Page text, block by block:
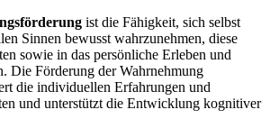
ist die Fähigkeit, sich selbst
Sinnen bewusst wahrzunehmen, diese
sowie in das persönliche Erleben und
Die Förderung der Wahrnehmung
die individuellen Erfahrungen und
und unterstützt die Entwicklung kognitiver